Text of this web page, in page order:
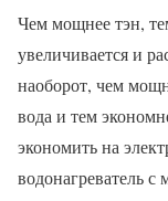
Чем мощнее тэн,
увеличивается и
наоборот, чем
вода и тем
экономить на
водонагреватель